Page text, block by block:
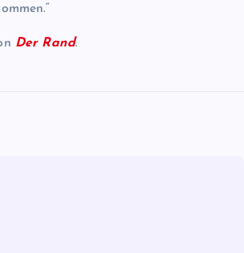
Der Rand.
ALLGEMEIN